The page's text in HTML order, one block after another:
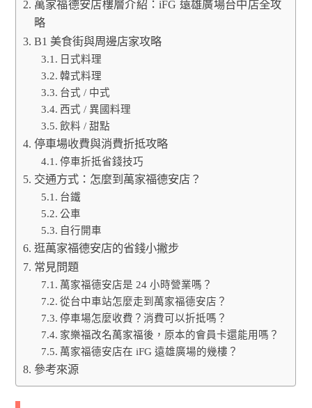
萬家福德安店樓層介紹：iFG 遠雄廣場台中店全攻
略
B1 美食街與周邊店家攻略
日式料理
韓式料理
台式 / 中式
西式 / 異國料理
飲料 / 甜點
停車場收費與消費折抵攻略
停車折抵省錢技巧
交通方式：怎麼到萬家福德安店？
台鐵
公車
自行開車
逛萬家福德安店的省錢小撇步
常見問題
萬家福德安店是 24 小時營業嗎？
從台中車站怎麼走到萬家福德安店？
停車場怎麼收費？消費可以折抵嗎？
家樂福改名萬家福後，原本的會員卡還能用嗎？
萬家福德安店在 iFG 遠雄廣場的幾樓？
參考來源